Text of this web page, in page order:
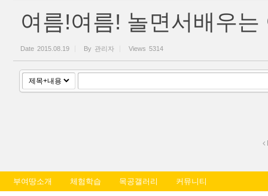
여름!여름! 놀면서배우는
Date 2015.08.19 By 관리자 Views 5314
부여땅소개 체험학습 목공갤러리 커뮤니티